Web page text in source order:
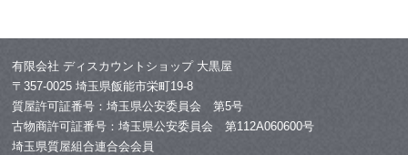
有限会社 ディスカウントショップ 大黒屋
〒357-0025 埼玉県飯能市栄町19-8
質屋許可証番号：埼玉県公安委員会 第5号
古物商許可証番号：埼玉県公安委員会 第112A060600号
埼玉県質屋組合連合会会員